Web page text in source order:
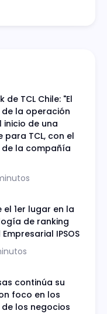
TCL Chile: "El
de la operación
inicio de una
TCL, con el
la compañía
1er lugar en la
de ranking
IPSOS
continúa su
foco en los
los negocios